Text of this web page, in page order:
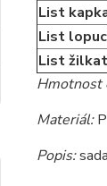
List
List
List
Hmotnost
Materiál:
Popis: